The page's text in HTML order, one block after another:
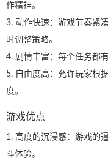
作精神。
3. 动作快速：游戏节奏紧
时调整策略。
4. 剧情丰富：每个任务都
5. 自由度高：允许玩家根
度。
游戏优点
1. 高度的沉浸感：游戏的
斗体验。